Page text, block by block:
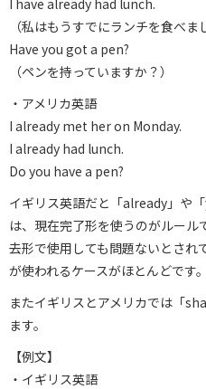
（私はもうすでにランチを食べま
Have you got a pen?
（ペンを持っていますか？）
・アメリカ英語
I already met her on Monday.
I already had lunch.
Do you have a pen?
イギリス英語だと「already」や
は、現在完了形を使うのがルール
去形で使用しても問題ないとされ
が使われるケースがほとんどです。
またイギリスとアメリカでは「
ます。
【例文】
・イギリス英語